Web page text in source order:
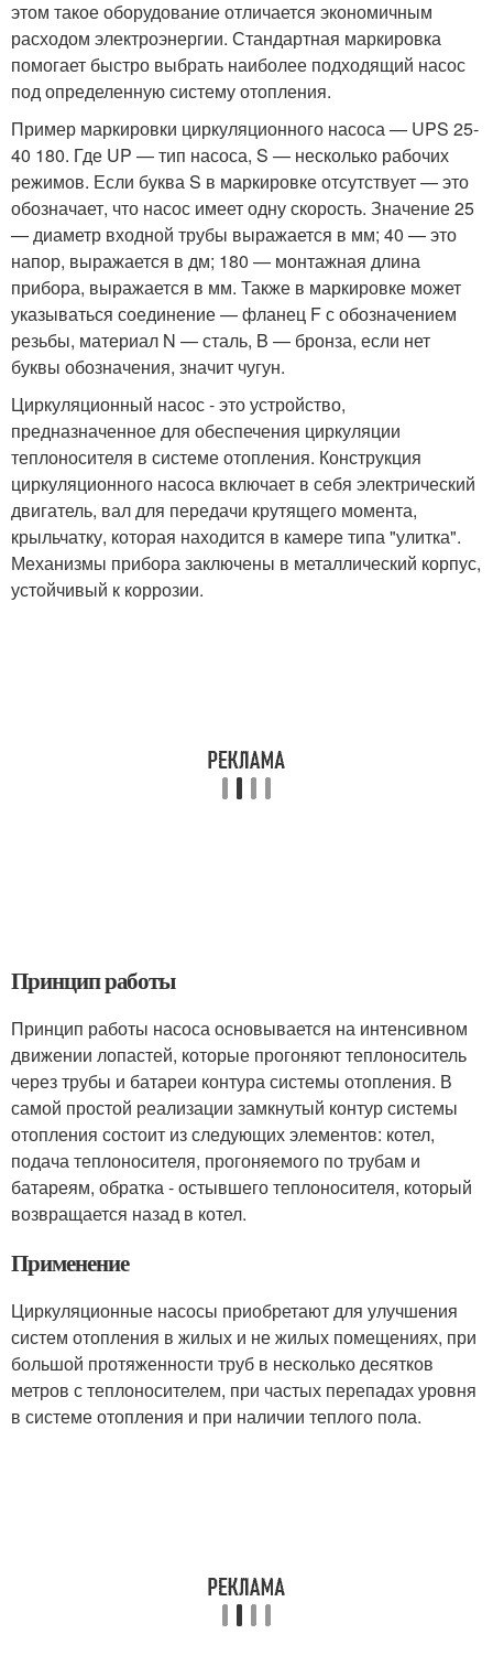
этом такое оборудование отличается экономичным
расходом электроэнергии. Стандартная маркировка
помогает быстро выбрать наиболее подходящий насос
под определенную систему отопления.
Пример маркировки циркуляционного насоса — UPS 25-
40 180. Где UP — тип насоса, S — несколько рабочих
режимов. Если буква S в маркировке отсутствует — это
обозначает, что насос имеет одну скорость. Значение 25
— диаметр входной трубы выражается в мм; 40 — это
напор, выражается в дм; 180 — монтажная длина
прибора, выражается в мм. Также в маркировке может
указываться соединение — фланец F с обозначением
резьбы, материал N — сталь, B — бронза, если нет
буквы обозначения, значит чугун.
Циркуляционный насос - это устройство,
предназначенное для обеспечения циркуляции
теплоносителя в системе отопления. Конструкция
циркуляционного насоса включает в себя электрический
двигатель, вал для передачи крутящего момента,
крыльчатку, которая находится в камере типа "улитка".
Механизмы прибора заключены в металлический корпус,
устойчивый к коррозии.
Принцип работы
Принцип работы насоса основывается на интенсивном
движении лопастей, которые прогоняют теплоноситель
через трубы и батареи контура системы отопления. В
самой простой реализации замкнутый контур системы
отопления состоит из следующих элементов: котел,
подача теплоносителя, прогоняемого по трубам и
батареям, обратка - остывшего теплоносителя, который
возвращается назад в котел.
Применение
Циркуляционные насосы приобретают для улучшения
систем отопления в жилых и не жилых помещениях, при
большой протяженности труб в несколько десятков
метров с теплоносителем, при частых перепадах уровня
в системе отопления и при наличии теплого пола.